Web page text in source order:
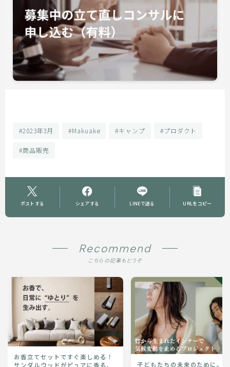
#2023年3月 #Makuake #キャンプ #プロダクト
#商品販売
ポストする シェアする LINEで送る URLをコピー
Recommend
こちらの記事もどうぞ
お香立てセットですぐ楽しめる！
サンダルウッドがピュアに香る、
子どもたちの未来のために。